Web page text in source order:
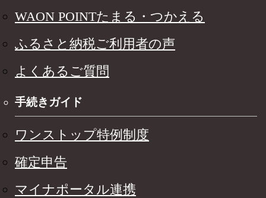
WAON POINTたまる・つかえる
ふるさと納税ご利用者の声
よくあるご質問
手続きガイド
ワンストップ特例制度
確定申告
マイナポータル連携